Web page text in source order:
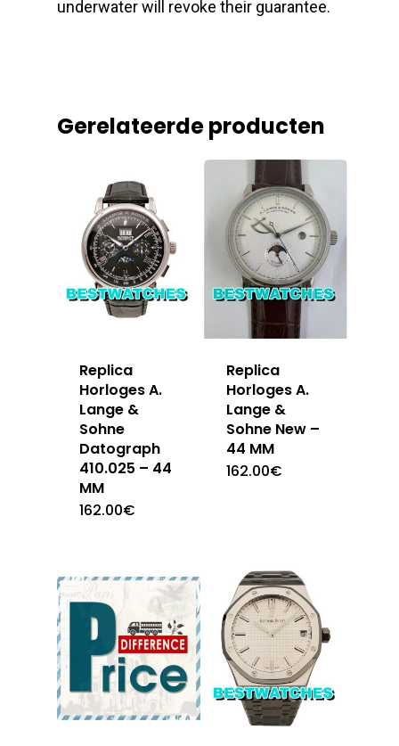
underwater will revoke their guarantee.
Gerelateerde producten
Replica
Horloges A.
Lange &
Sohne
Datograph
410.025 – 44
MM
162.00€
Replica
Horloges A.
Lange &
Sohne New –
44 MM
162.00€